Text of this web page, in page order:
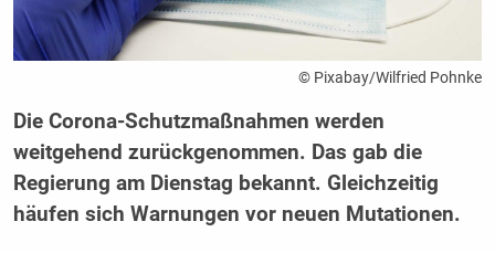
© Pixabay/Wilfried Pohnke
Die Corona-Schutzmaßnahmen werden
weitgehend zurückgenommen. Das gab die
Regierung am Dienstag bekannt. Gleichzeitig
häufen sich Warnungen vor neuen Mutationen.